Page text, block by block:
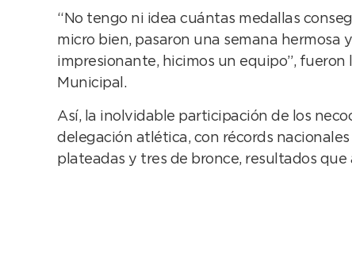
“No tengo ni idea cuántas medallas
micro bien, pasaron una semana hermosa
impresionante, hicimos un equipo”,
Municipal.
Así, la inolvidable participación de los
delegación atlética, con récords
plateadas y tres de bronce, resultados